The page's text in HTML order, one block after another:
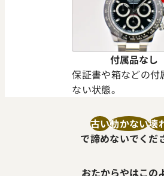
付属品なし
保証書や箱などの付
ない状態。
古い動かない壊
で諦めないでくだ
おたからやはこの